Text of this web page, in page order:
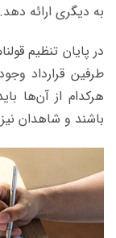
به دیگری ارائه دهد.
در پایان تنظیم
طرفین قرارداد
هرکدام از آن‌ها
باشند و شاهدان